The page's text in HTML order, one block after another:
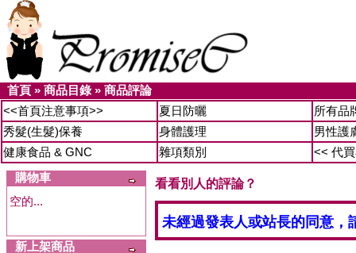
首頁 » 商品目錄» 商品評論
<<首頁注意事項>>
夏日防曬
所有品
秀髮(生髮)保養
身體護理
男性護
健康食品 & GNC
雜項類別
<< 代
購物車
空的...
新上架商品
看看別人的評論？
未經過發表人或站長的同意，